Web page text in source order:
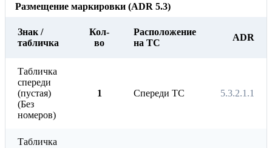
Размещение маркировки (ADR 5.3)
Знак /
табличка
Кол-
во
Расположение
на ТС
ADR
Табличка
спереди
(пустая)
(Без
номеров)
1 Спереди ТС 5.3.2.1.1
Табличка